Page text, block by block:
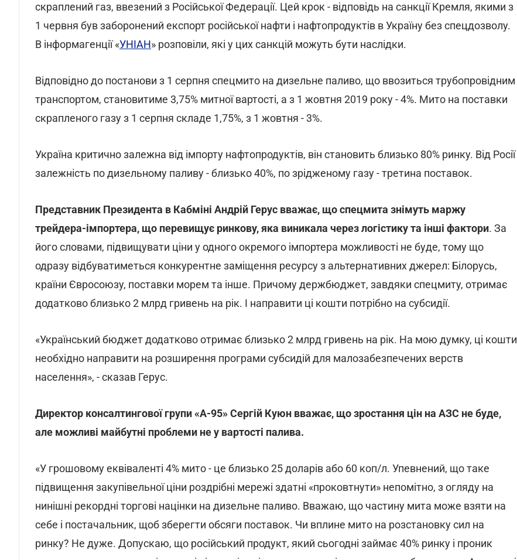
скраплений газ, ввезений з Російської Федерації. Цей крок - відповідь на санкції Кремля, якими з
1 червня був заборонений експорт російської нафти і нафтопродуктів в Україну без спецдозволу.
В інформагенції «УНІАН» розповіли, які у цих санкцій можуть бути наслідки.
Відповідно до постанови з 1 серпня спецмито на дизельне паливо, що ввозиться трубопровідним
транспортом, становитиме 3,75% митної вартості, а з 1 жовтня 2019 року - 4%. Мито на поставки
скрапленого газу з 1 серпня складе 1,75%, з 1 жовтня - 3%.
Україна критично залежна від імпорту нафтопродуктів, він становить близько 80% ринку. Від Росії
залежність по дизельному паливу - близько 40%, по зрідженому газу - третина поставок.
Представник Президента в Кабміні Андрій Герус вважає, що спецмита знімуть маржу
трейдера-імпортера, що перевищує ринкову, яка виникала через логістику та інші фактори. За
його словами, підвищувати ціни у одного окремого імпортера можливості не буде, тому що
одразу відбуватиметься конкурентне заміщення ресурсу з альтернативних джерел: Білорусь,
країни Євросоюзу, поставки морем та інше. Причому держбюджет, завдяки спецмиту, отримає
додатково близько 2 млрд гривень на рік. І направити ці кошти потрібно на субсидії.
«Український бюджет додатково отримає близько 2 млрд гривень на рік. На мою думку, ці кошти
необхідно направити на розширення програми субсидій для малозабезпечених верств
населення», - сказав Герус.
Директор консалтингової групи «А-95» Сергій Куюн вважає, що зростання цін на АЗС не буде,
але можливі майбутні проблеми не у вартості палива.
«У грошовому еквіваленті 4% мито - це близько 25 доларів або 60 коп/л. Упевнений, що таке
підвищення закупівельної ціни роздрібні мережі здатні «проковтнути» непомітно, з огляду на
нинішні рекордні торгові націнки на дизельне паливо. Вважаю, що частину мита може взяти на
себе і постачальник, щоб зберегти обсяги поставок. Чи вплине мито на розстановку сил на
ринку? Не дуже. Допускаю, що російський продукт, який сьогодні займає 40% ринку і проник